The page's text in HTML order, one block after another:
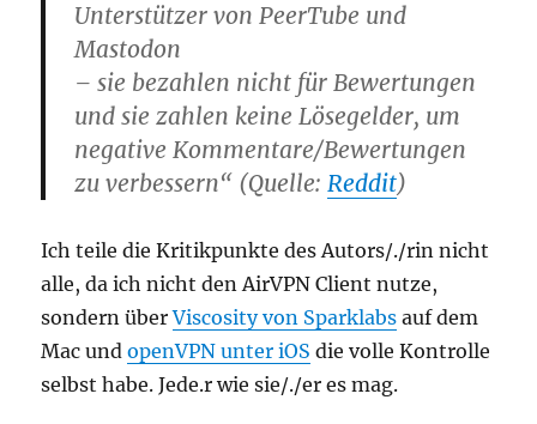
Unterstützer von PeerTube und
Mastodon
– sie bezahlen nicht für Bewertungen
und sie zahlen keine Lösegelder, um
negative Kommentare/Bewertungen
zu verbessern“ (Quelle:Reddit)
Ich teile die Kritikpunkte des Autors/./rin nicht
alle, da ich nicht den AirVPN Client nutze,
sondern überViscosity von Sparklabs auf dem
Mac undopenVPN unter iOS die volle Kontrolle
selbst habe. Jede.r wie sie/./er es mag.